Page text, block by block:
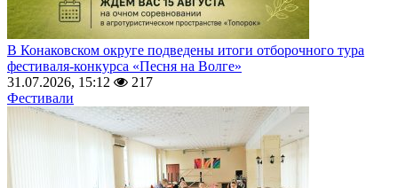
В Конаковском округе подведены итоги отборочного тура
фестиваля-конкурса «Песня на Волге»
31.07.2026, 15:12
217
Фестивали